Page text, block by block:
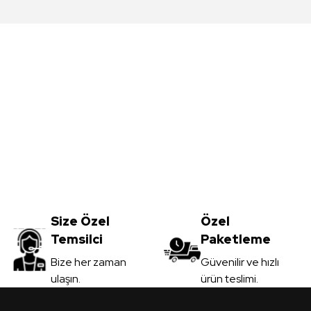
Gönder
3.450,00TL
KDV Dahil
Sipariş Ver
Size Özel
Temsilci
Bize her zaman
ulaşın.
Özel
Paketleme
Güvenilir ve hızlı
ürün teslimi.